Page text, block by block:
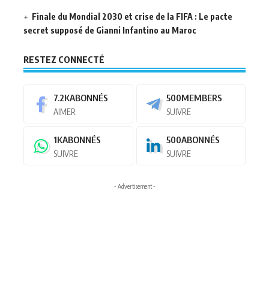
Finale du Mondial 2030 et crise de la FIFA : Le pacte
secret supposé de Gianni Infantino au Maroc
RESTEZ CONNECTÉ
7.2KABONNÉS
AIMER
500MEMBERS
SUIVRE
1KABONNÉS
SUIVRE
500ABONNÉS
SUIVRE
- Advertisement -